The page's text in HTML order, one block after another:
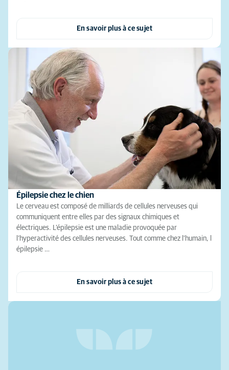
En savoir plus à ce sujet
Épilepsie chez le chien
Le cerveau est composé de milliards de cellules nerveuses qui
communiquent entre elles par des signaux chimiques et
électriques. L’épilepsie est une maladie provoquée par
l’hyperactivité des cellules nerveuses. Tout comme chez l’humain, l
épilepsie …
En savoir plus à ce sujet